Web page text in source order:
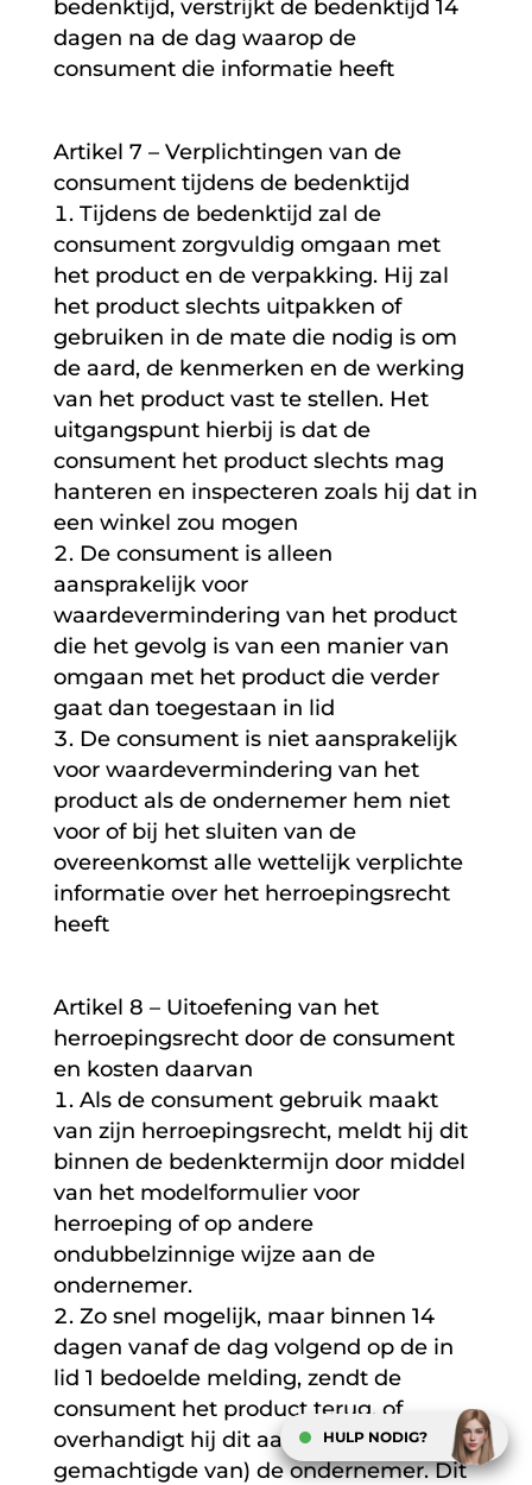
bedenktijd, verstrijkt de bedenktijd 14
dagen na de dag waarop de
consument die informatie heeft
Artikel 7 – Verplichtingen van de
consument tijdens de bedenktijd
Tijdens de bedenktijd zal de
consument zorgvuldig omgaan met
het product en de verpakking. Hij zal
het product slechts uitpakken of
gebruiken in de mate die nodig is om
de aard, de kenmerken en de werking
van het product vast te stellen. Het
uitgangspunt hierbij is dat de
consument het product slechts mag
hanteren en inspecteren zoals hij dat in
een winkel zou mogen
De consument is alleen
aansprakelijk voor
waardevermindering van het product
die het gevolg is van een manier van
omgaan met het product die verder
gaat dan toegestaan in lid
De consument is niet aansprakelijk
voor waardevermindering van het
product als de ondernemer hem niet
voor of bij het sluiten van de
overeenkomst alle wettelijk verplichte
informatie over het herroepingsrecht
heeft
Artikel 8 – Uitoefening van het
herroepingsrecht door de consument
en kosten daarvan
Als de consument gebruik maakt
van zijn herroepingsrecht, meldt hij dit
binnen de bedenktermijn door middel
van het modelformulier voor
herroeping of op andere
ondubbelzinnige wijze aan de
ondernemer.
Zo snel mogelijk, maar binnen 14
dagen vanaf de dag volgend op de in
lid 1 bedoelde melding, zendt de
consument het product terug, of
overhandigt hij dit aan (een
gemachtigde van) de ondernemer. Dit
HULP NODIG?